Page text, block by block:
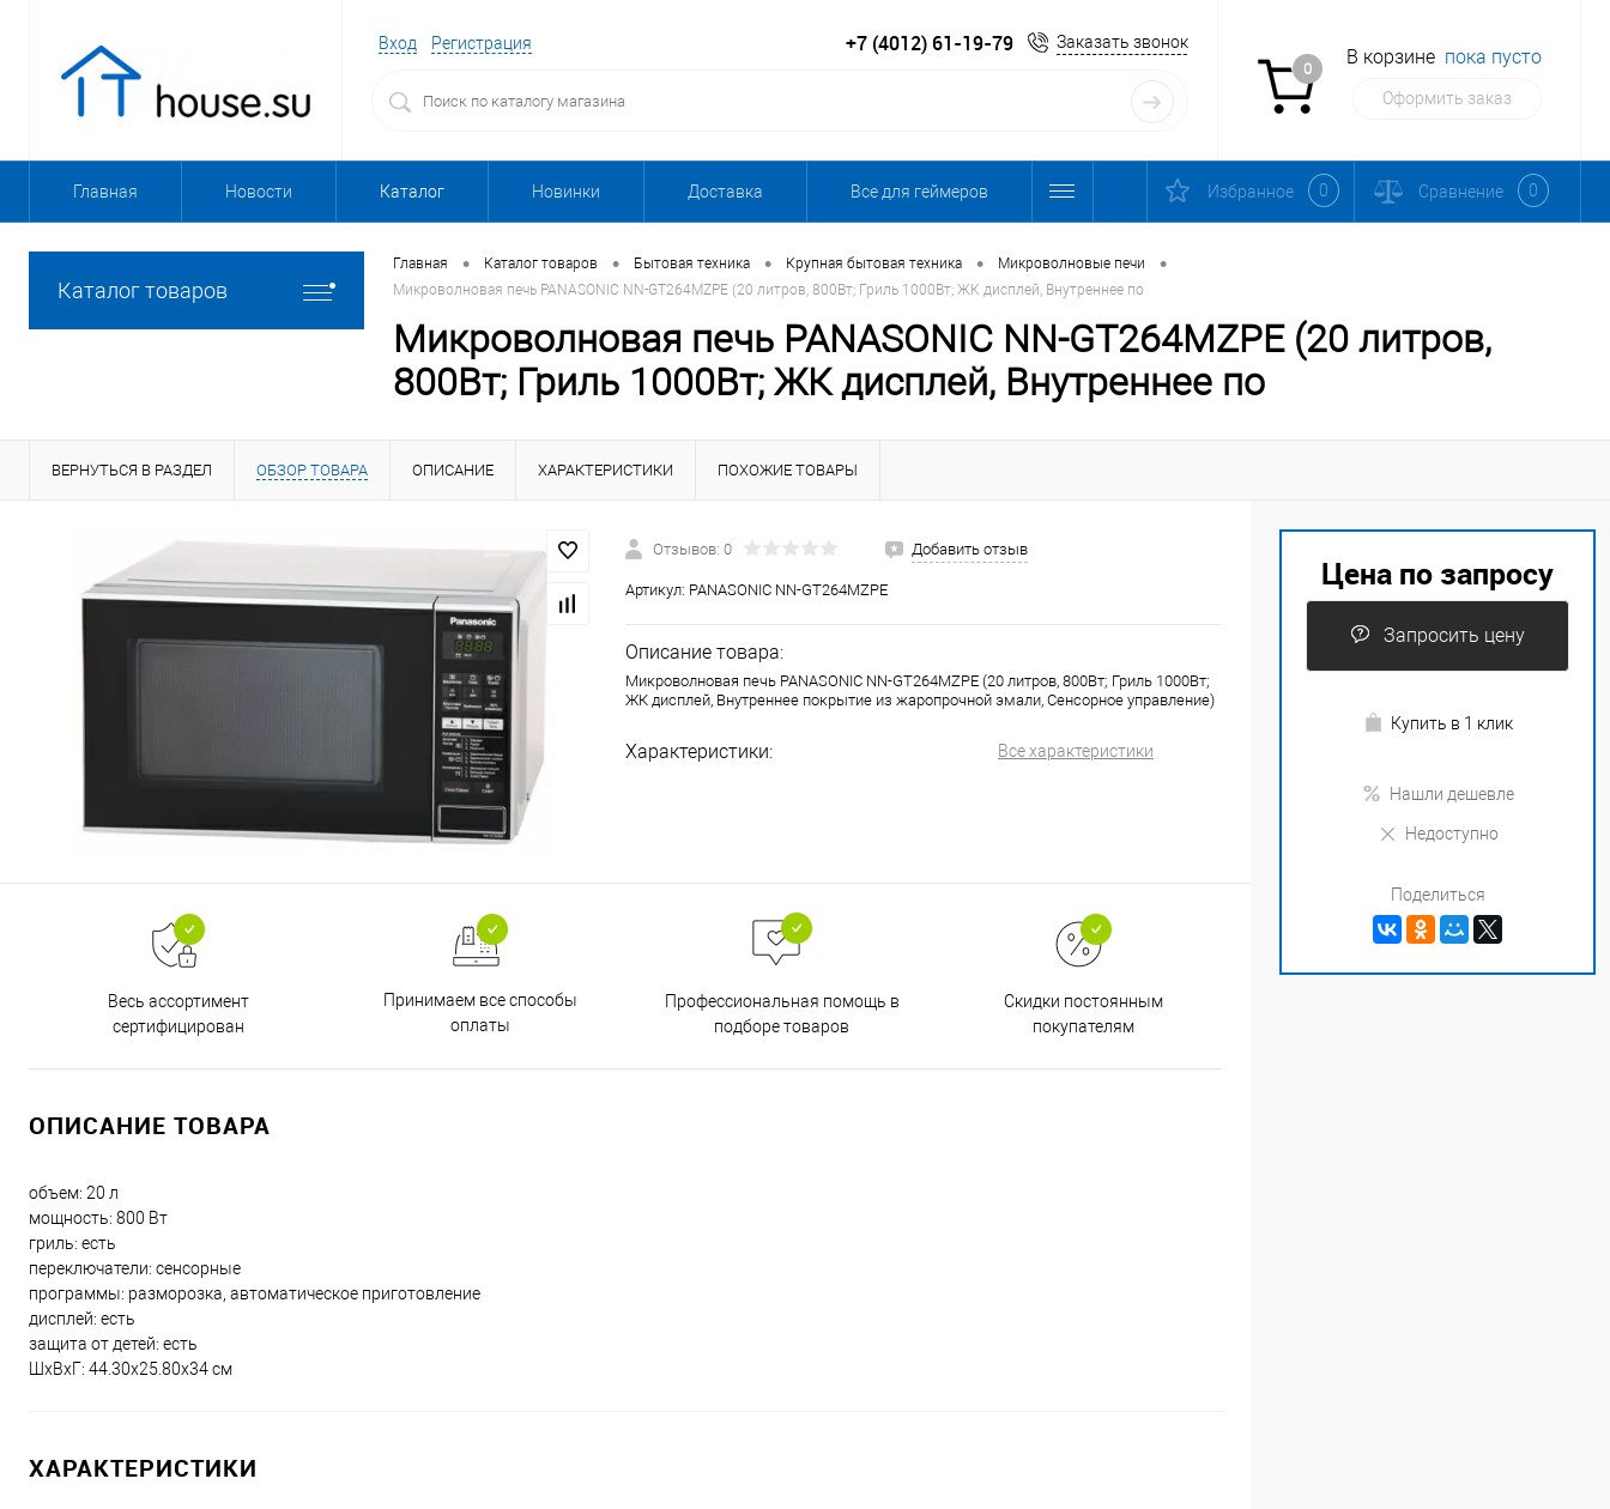
Вход Регистрация +7 (4012) 61-19-79 Заказать звонок
0
В корзине пока пусто
Оформить заказ
Главная Новости Каталог Новинки Доставка Все для геймеров Избранное 0 Сравнение 0
Каталог товаров
Главная • Каталог товаров • Бытовая техника • Крупная бытовая техника • Микроволновые печи •
Микроволновая печь PANASONIC NN-GT264MZPE (20 литров, 800Вт; Гриль 1000Вт; ЖК дисплей, Внутреннее по
Микроволновая печь PANASONIC NN-GT264MZPE (20 литров,
800Вт; Гриль 1000Вт; ЖК дисплей, Внутреннее по
ВЕРНУТЬСЯ В РАЗДЕЛ ОБЗОР ТОВАРА ОПИСАНИЕ ХАРАКТЕРИСТИКИ ПОХОЖИЕ ТОВАРЫ
Отзывов: 0 Добавить отзыв
Артикул: PANASONIC NN-GT264MZPE
Описание товара:
Микроволновая печь PANASONIC NN-GT264MZPE (20 литров, 800Вт; Гриль 1000Вт;
ЖК дисплей, Внутреннее покрытие из жаропрочной эмали, Сенсорное управление)
Характеристики: Все характеристики
Весь ассортимент
сертифицирован
Принимаем все способы
оплаты
Профессиональная помощь в
подборе товаров
Скидки постоянным
покупателям
ОПИСАНИЕ ТОВАРА
объем: 20 л
мощность: 800 Вт
гриль: есть
переключатели: сенсорные
программы: разморозка, автоматическое приготовление
дисплей: есть
защита от детей: есть
ШхВхГ: 44.30х25.80х34 см
ХАРАКТЕРИСТИКИ
Цена по запросу
Запросить цену
Купить в 1 клик
Нашли дешевле
Недоступно
Поделиться